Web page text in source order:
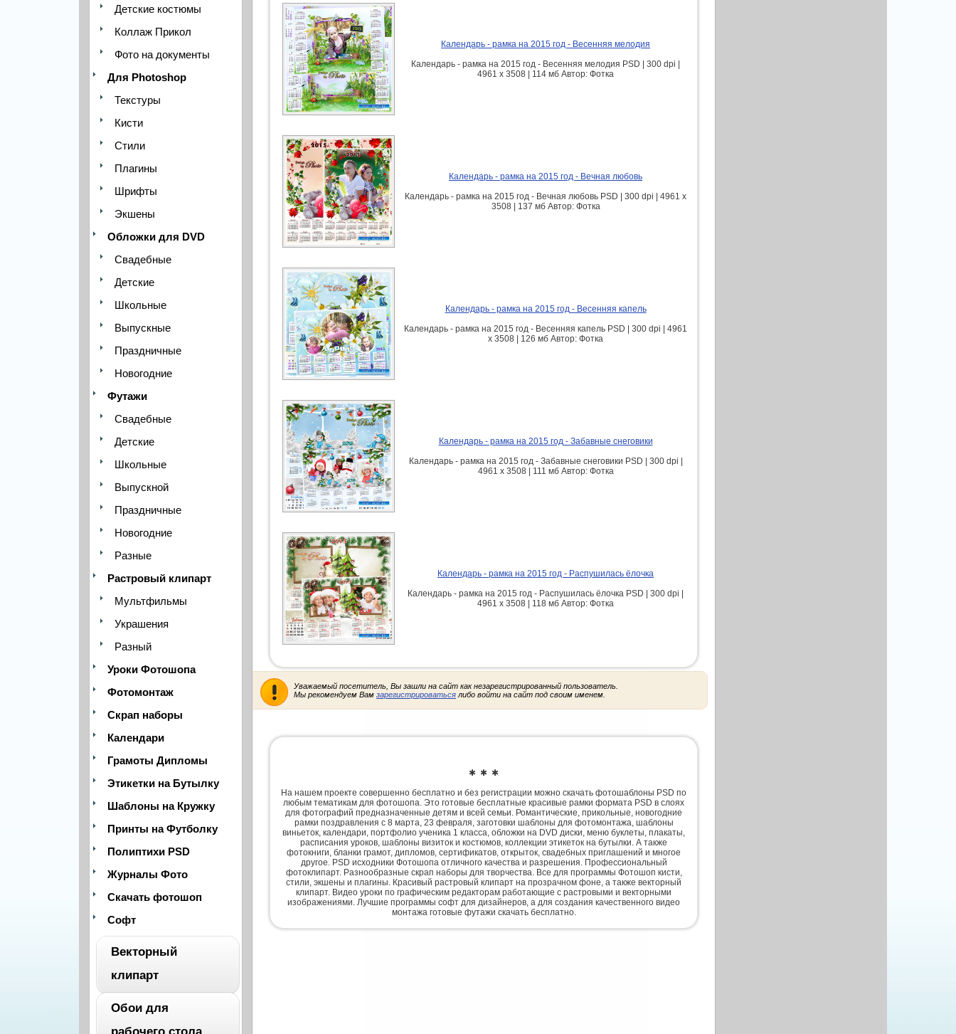
Детские костюмы
Коллаж Прикол
Фото на документы
Для Photoshop
Текстуры
Кисти
Стили
Плагины
Шрифты
Экшены
Обложки для DVD
Свадебные
Детские
Школьные
Выпускные
Праздничные
Новогодние
Футажи
Свадебные
Детские
Школьные
Выпускной
Праздничные
Новогодние
Разные
Растровый клипарт
Мультфильмы
Украшения
Разный
Уроки Фотошопа
Фотомонтаж
Скрап наборы
Календари
Грамоты Дипломы
Этикетки на Бутылку
Шаблоны на Кружку
Принты на Футболку
Полиптихи PSD
Журналы Фото
Скачать фотошоп
Софт
Векторный
клипарт
Обои для
Календарь - рамка на 2015 год - Весенняя мелодия
Календарь - рамка на 2015 год - Весенняя мелодия PSD | 300 dpi |
4961 x 3508 | 114 мб Автор: Фотка
Календарь - рамка на 2015 год - Вечная любовь
Календарь - рамка на 2015 год - Вечная любовь PSD | 300 dpi | 4961 x
3508 | 137 мб Автор: Фотка
Календарь - рамка на 2015 год - Весенняя капель
Календарь - рамка на 2015 год - Весенняя капель PSD | 300 dpi | 4961
x 3508 | 126 мб Автор: Фотка
Календарь - рамка на 2015 год - Забавные снеговики
Календарь - рамка на 2015 год - Забавные снеговики PSD | 300 dpi |
4961 x 3508 | 111 мб Автор: Фотка
Календарь - рамка на 2015 год - Распушилась ёлочка
Календарь - рамка на 2015 год - Распушилась ёлочка PSD | 300 dpi |
4961 x 3508 | 118 мб Автор: Фотка
Уважаемый посетитель, Вы зашли на сайт как незарегистрированный пользователь.
Мы рекомендуем Вам зарегистрироваться либо войти на сайт под своим именем.
✱ ✱ ✱
На нашем проекте совершенно бесплатно и без регистрации можно скачать фотошаблоны PSD по
любым тематикам для фотошопа. Это готовые бесплатные красивые рамки формата PSD в слоях
для фотографий предназначенные детям и всей семьи. Романтические, прикольные, новогодние
рамки поздравления с 8 марта, 23 февраля, заготовки шаблоны для фотомонтажа, шаблоны
виньеток, календари, портфолио ученика 1 класса, обложки на DVD диски, меню буклеты, плакаты,
расписания уроков, шаблоны визиток и костюмов, коллекции этикеток на бутылки. А также
фотокниги, бланки грамот, дипломов, сертификатов, открыток, свадебных приглашений и многое
другое. PSD исходники Фотошопа отличного качества и разрешения. Профессиональный
фотоклипарт. Разнообразные скрап наборы для творчества. Все для программы Фотошоп кисти,
стили, экшены и плагины. Красивый растровый клипарт на прозрачном фоне, а также векторный
клипарт. Видео уроки по графическим редакторам работающие с растровыми и векторными
изображениями. Лучшие программы софт для дизайнеров, а для создания качественного видео
монтажа готовые футажи скачать бесплатно.